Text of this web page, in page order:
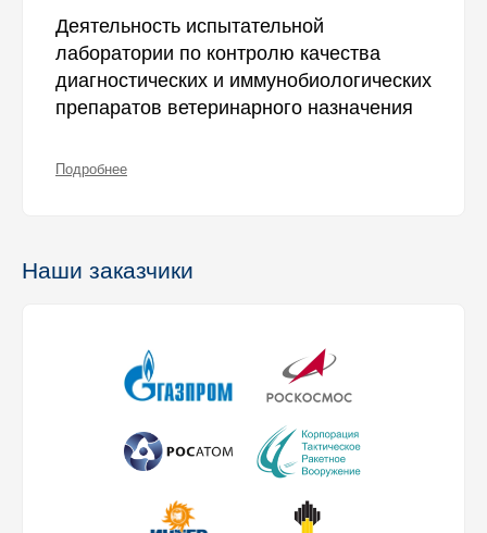
Деятельность испытательной
лаборатории по контролю качества
диагностических и иммунобиологических
препаратов ветеринарного назначения
Подробнее
Наши заказчики